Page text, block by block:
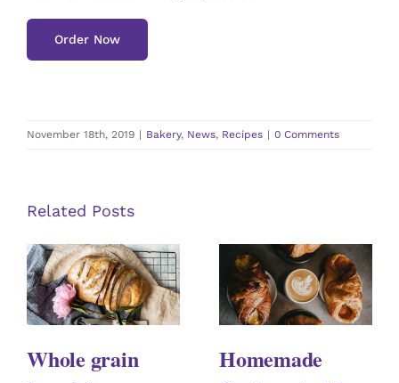
Order Now
November 18th, 2019 | Bakery, News, Recipes | 0 Comments
Related Posts
Whole grain
Homemade